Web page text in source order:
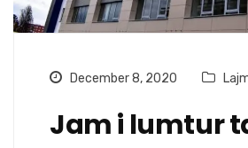
December 8, 2020
Jam i lumtur